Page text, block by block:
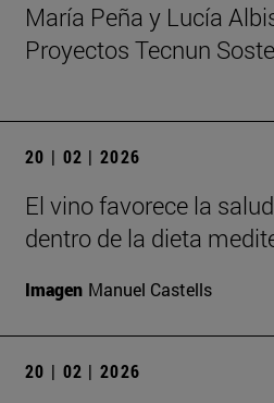
María Peña y Lucía
Proyectos Tecnun
20 | 02 | 2026
El vino favorece la
dentro de la dieta
Imagen Manuel Castells
20 | 02 | 2026